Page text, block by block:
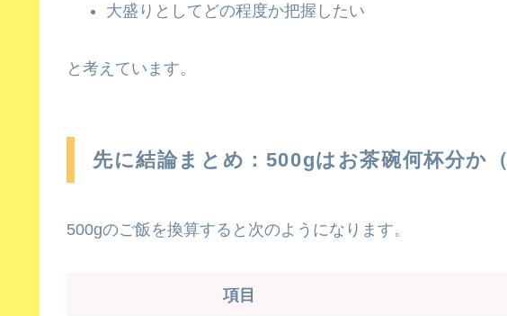
大盛りとしてどの程度か把握したい
と考えています。
先に結論まとめ：500gはお茶碗何杯分か
500gのご飯を換算すると次のようになります。
項目